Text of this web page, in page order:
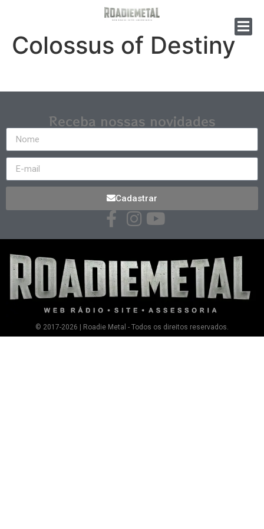
Colossus of Destiny
Receba nossas novidades
Cadastrar
© 2017-2026 | Roadie Metal - Todos os direitos reservados.